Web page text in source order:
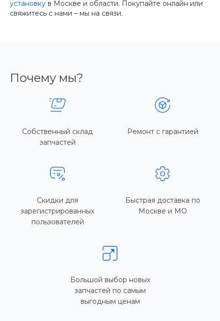
установку в Москве и области. Покупайте онлайн или
свяжитесь с нами – мы на связи.
Почему мы?
Собственный склад
запчастей
Ремонт с гарантией
Скидки для
зарегистрированных
пользователей
Быстрая доставка по
Москве и МО
Большой выбор новых
запчастей по самым
выгодным ценам